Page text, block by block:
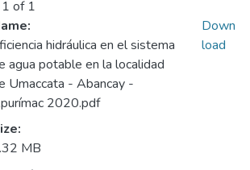
of 1
hidráulica en el sistema
agua potable en la localidad
Umaccata - Abancay -
2020.pdf
MB
Down
load